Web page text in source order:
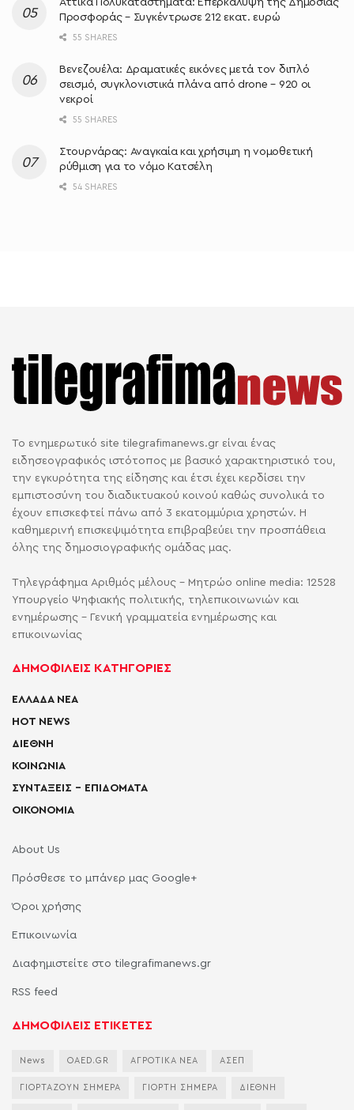
Αττικά Πολυκαταστήματα: Επερκάλυψη της Δημόσιας
Προσφοράς – Συγκέντρωσε 212 εκατ. ευρώ
55 SHARES
Βενεζουέλα: Δραματικές εικόνες μετά τον διπλό
σεισμό, συγκλονιστικά πλάνα από drone – 920 οι
νεκροί
55 SHARES
Στουρνάρας: Αναγκαία και χρήσιμη η νομοθετική
ρύθμιση για το νόμο Κατσέλη
54 SHARES
Το ενημερωτικό site tilegrafimanews.gr είναι ένας
ειδησεογραφικός ιστότοπος με βασικό χαρακτηριστικό του,
την εγκυρότητα της είδησης και έτσι έχει κερδίσει την
εμπιστοσύνη του διαδικτυακού κοινού καθώς συνολικά το
έχουν επισκεφτεί πάνω από 3 εκατομμύρια χρηστών. Η
καθημερινή επισκεψιμότητα επιβραβεύει την προσπάθεια
όλης της δημοσιογραφικής ομάδας μας.
Τηλεγράφημα Αριθμός μέλους - Μητρώο online media: 12528
Υπουργείο Ψηφιακής πολιτικής, τηλεπικοινωνιών και
ενημέρωσης - Γενική γραμματεία ενημέρωσης και
επικοινωνίας
ΔΗΜΟΦΙΛΕΙΣ ΚΑΤΗΓΟΡΙΕΣ
ΕΛΛΑΔΑ ΝΕΑ
HOT NEWS
ΔΙΕΘΝΗ
ΚΟΙΝΩΝΙΑ
ΣΥΝΤΑΞΕΙΣ – ΕΠΙΔΟΜΑΤΑ
ΟΙΚΟΝΟΜΙΑ
About Us
Πρόσθεσε το μπάνερ μας Google+
Όροι χρήσης
Επικοινωνία
Διαφημιστείτε στο tilegrafimanews.gr
RSS feed
ΔΗΜΟΦΙΛΕΙΣ ΕΤΙΚΕΤΕΣ
News OAED.GR ΑΓΡΟΤΙΚΑ ΝΕΑ ΑΣΕΠ
ΓΙΟΡΤΑΖΟΥΝ ΣΗΜΕΡΑ ΓΙΟΡΤΗ ΣΗΜΕΡΑ ΔΙΕΘΝΗ